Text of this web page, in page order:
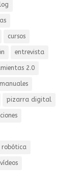
cursos
entrevista
2.0
manuales
pizarra digital
robótica
vídeos